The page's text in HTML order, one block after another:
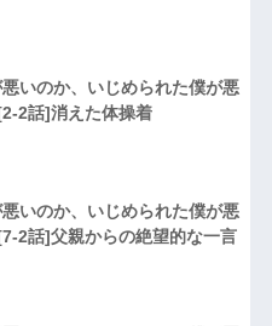
いのか、いじめられた僕が悪
2話]消えた体操着
いのか、いじめられた僕が悪
2話]父親からの絶望的な一言